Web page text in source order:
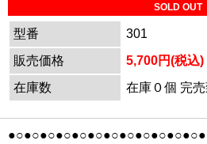
SOLD OUT
型番
301
販売価格
5,700円(税込)
在庫数
在庫０個 完